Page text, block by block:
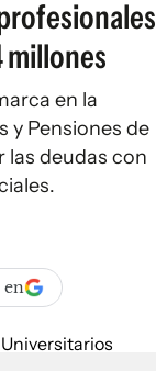
millones
en la
y Pensiones de
las deudas con
en